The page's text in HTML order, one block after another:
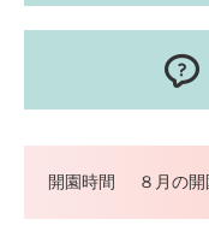
開園時間 ８月の